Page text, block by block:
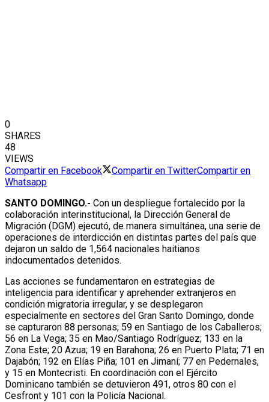
0
SHARES
48
VIEWS
Compartir en Facebook
Compartir en TwitterCompartir en
Whatsapp
SANTO DOMINGO.- Con un despliegue fortalecido por la
colaboración interinstitucional, la Dirección General de
Migración (DGM) ejecutó, de manera simultánea, una serie de
operaciones de interdicción en distintas partes del país que
dejaron un saldo de 1,564 nacionales haitianos
indocumentados detenidos.
Las acciones se fundamentaron en estrategias de
inteligencia para identificar y aprehender extranjeros en
condición migratoria irregular, y se desplegaron
especialmente en sectores del Gran Santo Domingo, donde
se capturaron 88 personas; 59 en Santiago de los Caballeros;
56 en La Vega; 35 en Mao/Santiago Rodríguez; 133 en la
Zona Este; 20 Azua; 19 en Barahona; 26 en Puerto Plata; 71 en
Dajabón; 192 en Elías Piña; 101 en Jimaní; 77 en Pedernales,
y 15 en Montecristi. En coordinación con el Ejército
Dominicano también se detuvieron 491, otros 80 con el
Cesfront y 101 con la Policía Nacional.